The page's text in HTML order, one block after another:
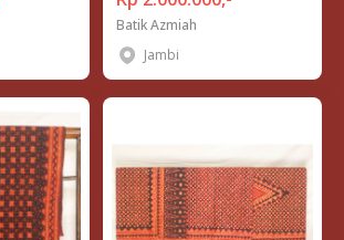
Batik Azmiah
Jambi